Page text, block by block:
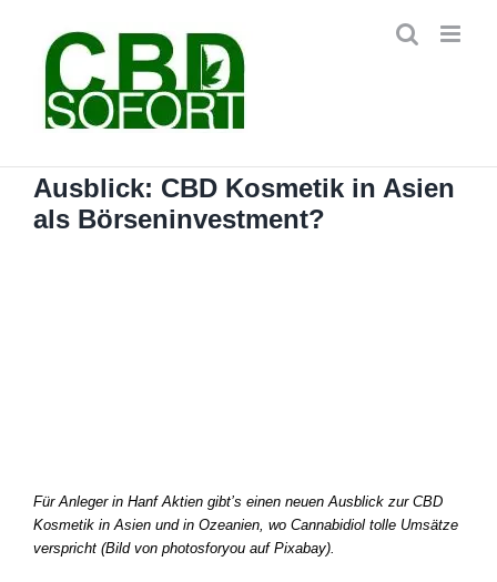
springen
Ausblick: CBD Kosmetik in Asien
als Börseninvestment?
Für Anleger in Hanf Aktien gibt’s einen neuen Ausblick zur CBD
Kosmetik in Asien und in Ozeanien, wo Cannabidiol tolle Umsätze
verspricht (Bild von photosforyou auf Pixabay).